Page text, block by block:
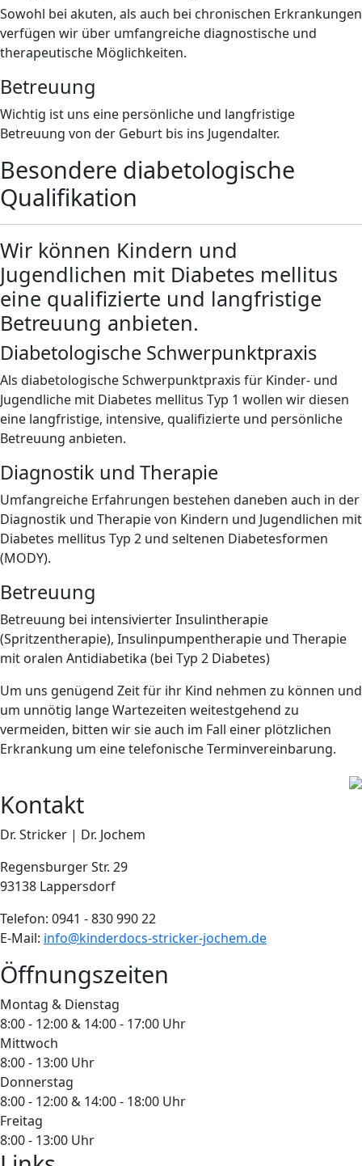
Sowohl bei akuten, als auch bei chronischen Erkrankungen
verfügen wir über umfangreiche diagnostische und
therapeutische Möglichkeiten.
Betreuung
Wichtig ist uns eine persönliche und langfristige
Betreuung von der Geburt bis ins Jugendalter.
Besondere diabetologische
Qualifikation
Wir können Kindern und
Jugendlichen mit Diabetes mellitus
eine qualifizierte und langfristige
Betreuung anbieten.
Diabetologische Schwerpunktpraxis
Als diabetologische Schwerpunktpraxis für Kinder- und
Jugendliche mit Diabetes mellitus Typ 1 wollen wir diesen
eine langfristige, intensive, qualifizierte und persönliche
Betreuung anbieten.
Diagnostik und Therapie
Umfangreiche Erfahrungen bestehen daneben auch in der
Diagnostik und Therapie von Kindern und Jugendlichen mit
Diabetes mellitus Typ 2 und seltenen Diabetesformen
(MODY).
Betreuung
Betreuung bei intensivierter Insulintherapie
(Spritzentherapie), Insulinpumpentherapie und Therapie
mit oralen Antidiabetika (bei Typ 2 Diabetes)
Um uns genügend Zeit für ihr Kind nehmen zu können und
um unnötig lange Wartezeiten weitestgehend zu
vermeiden, bitten wir sie auch im Fall einer plötzlichen
Erkrankung um eine telefonische Terminvereinbarung.
Kontakt
Dr. Stricker | Dr. Jochem
Regensburger Str. 29
93138 Lappersdorf
Telefon: 0941 - 830 990 22
E-Mail: info@kinderdocs-stricker-jochem.de
Öffnungszeiten
Montag & Dienstag
8:00 - 12:00 & 14:00 - 17:00 Uhr
Mittwoch
8:00 - 13:00 Uhr
Donnerstag
8:00 - 12:00 & 14:00 - 18:00 Uhr
Freitag
8:00 - 13:00 Uhr